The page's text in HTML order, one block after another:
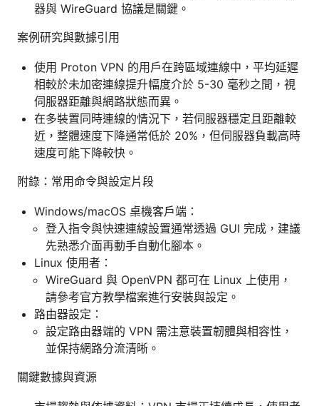
器與 WireGuard 協議是關鍵。
案例研究與數據引用
使用 Proton VPN 的用戶在跨區域連線中，平均延遲
相較於未加密連線提升幅度介於 5-30 毫秒之間，視
伺服器距離與網路狀態而異。
在多裝置同時連線的情況下，若伺服器穩定且距離較
近，整體速度下降通常低於 20%，但伺服器負載高時
速度可能下降較快。
附錄：常用命令與設定片段
Windows/macOS 桌機客戶端：
登入指令與快速連線設置通常透過 GUI 完成，建議
先熟悉介面再動手自動化腳本。
Linux 使用者：
WireGuard 與 OpenVPN 都可在 Linux 上使用，
請參考官方教學檔案進行安裝與設定。
路由器設定：
設定路由器端的 VPN 需注意裝置韌體與相容性，
並保持網路分流清晰。
關鍵數據與資源